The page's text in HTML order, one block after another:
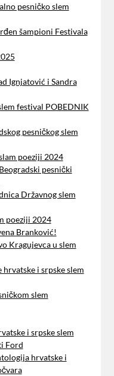
pesničko slem
šampioni Festivala
Ignjatović i Sandra
festival POBEDNIK
pesničkog slem
poeziji 2024
pesnički
Državnog slem
poeziji 2024
Branković!
Kragujevca u slem
i srpske slem
slem
i srpske slem
Ford
hrvatske i